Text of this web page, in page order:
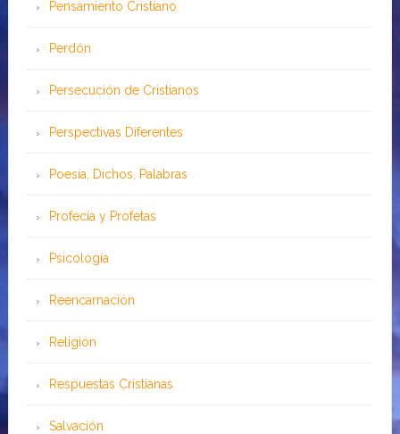
Pensamiento Cristiano
Perdón
Persecución de Cristianos
Perspectivas Diferentes
Poesía, Dichos, Palabras
Profecía y Profetas
Psicología
Reencarnación
Religión
Respuestas Cristianas
Salvación